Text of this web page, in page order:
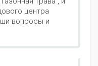
центра
вопросы и